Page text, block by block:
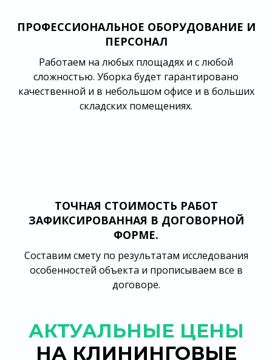
ПРОФЕССИОНАЛЬНОЕ ОБОРУДОВАНИЕ И
ПЕРСОНАЛ
Работаем на любых площадях и с любой
сложностью. Уборка будет гарантировано
качественной и в небольшом офисе и в больших
складских помещениях.
ТОЧНАЯ СТОИМОСТЬ РАБОТ
ЗАФИКСИРОВАННАЯ В ДОГОВОРНОЙ
ФОРМЕ.
Составим смету по результатам исследования
особенностей объекта и прописываем все в
договоре.
АКТУАЛЬНЫЕ ЦЕНЫ
НА КЛИНИНГОВЫЕ